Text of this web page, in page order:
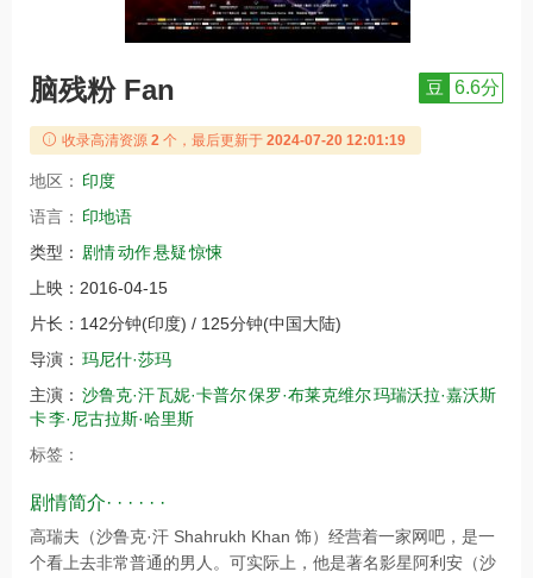
脑残粉 Fan 豆 6.6分
收录高清资源 2 个，最后更新于 2024-07-20 12:01:19
地区： 印度
语言： 印地语
类型： 剧情动作悬疑惊悚
上映： 2016-04-15
片长： 142分钟(印度) / 125分钟(中国大陆)
导演： 玛尼什·莎玛
主演： 沙鲁克·汗瓦妮·卡普尔保罗·布莱克维尔玛瑞沃拉·嘉沃斯
卡李·尼古拉斯·哈里斯
标签：
剧情简介· · · · · ·
高瑞夫（沙鲁克·汗 Shahrukh Khan 饰）经营着一家网吧，是一
个看上去非常普通的男人。可实际上，他是著名影星阿利安（沙